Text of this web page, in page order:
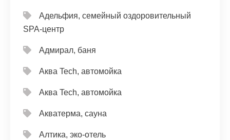
Адельфия, семейный оздоровительный
SPA-центр
Адмирал, баня
Аква Tech, автомойка
Аква Tech, автомойка
Акватерма, сауна
Алтика, эко-отель